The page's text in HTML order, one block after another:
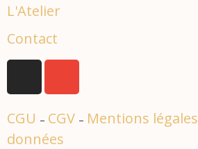
L'Atelier
Contact
CGU – CGV – Mentions légales
données